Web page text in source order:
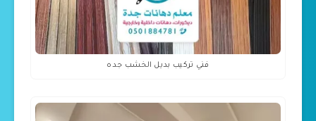
فني تركيب بديل الخشب جده